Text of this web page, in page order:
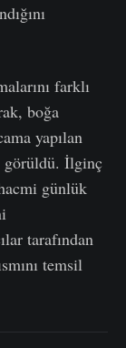
farklı
boğa
yapılan
görüldü. İlginç
günlük
tarafından
temsil